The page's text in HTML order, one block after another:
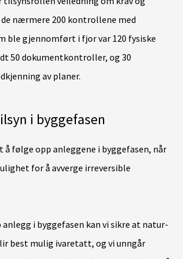
de nærmere 200 kontrollene med
ble gjennomført i fjor var 120 fysiske
50 dokumentkontroller, og 30
av planer.
i byggefasen
å følge opp anleggene i byggefasen, når
for å avverge irreversible
anlegg i byggefasen kan vi sikre at natur-
best mulig ivaretatt, og vi unngår